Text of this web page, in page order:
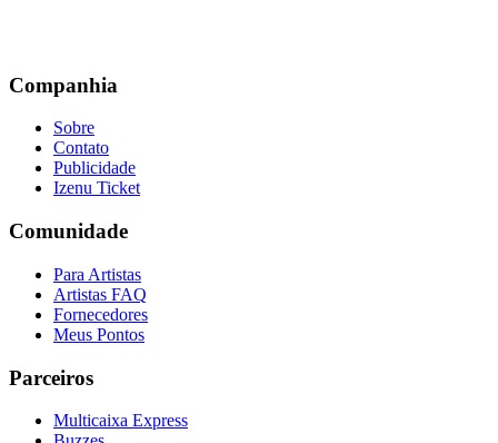
Companhia
Sobre
Contato
Publicidade
Izenu Ticket
Comunidade
Para Artistas
Artistas FAQ
Fornecedores
Meus Pontos
Parceiros
Multicaixa Express